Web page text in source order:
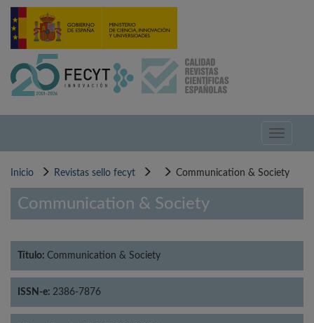
Pasar
contenido
Toggle
Inicio Revistas sello fecyt Communication & Society
Communication & Society
Título: Communication & Society
ISSN-e: 2386-7876